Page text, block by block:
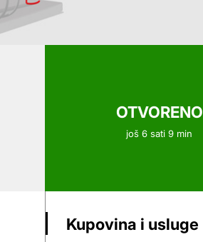
OTVORENO
još 6 sati 9 min
Kupovina i usluge